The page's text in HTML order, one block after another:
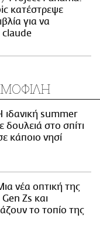
κατέστρεψε
για να
claude
ιδανική summer
δουλειά στο σπίτι
κάποιο νησί
νέα οπτική της
Zs και
το τοπίο της